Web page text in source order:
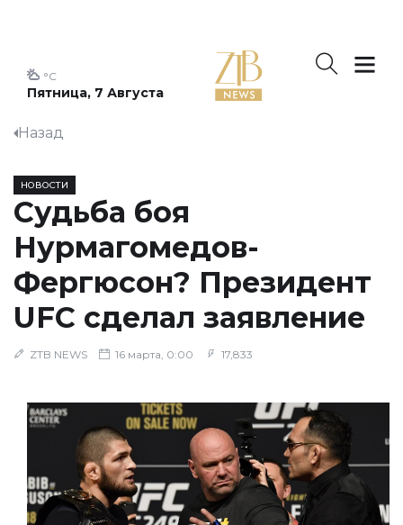
Пятница, 7 Августа
°C
Назад
НОВОСТИ
Судьба боя
Нурмагомедов-
Фергюсон? Президент
UFC сделал заявление
ZTB NEWS 16 марта, 0:00 17,833